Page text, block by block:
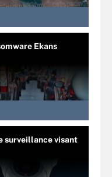
Ekans
surveillance visant